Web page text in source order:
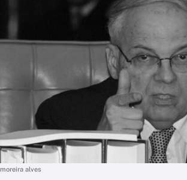
moreira alves